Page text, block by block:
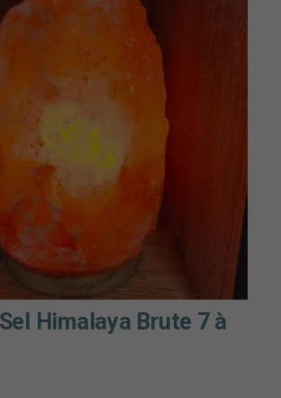
Himalaya Brute 7 à